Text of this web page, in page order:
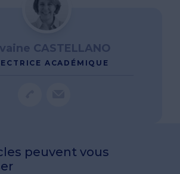
CASTELLANO
ACADÉMIQUE
peuvent vous